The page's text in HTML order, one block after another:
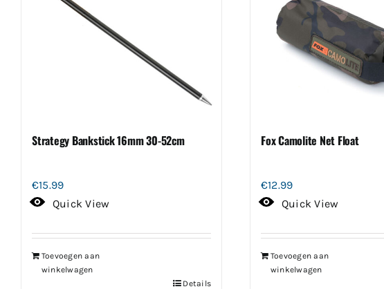
Strategy Bankstick 16mm 30-52cm
€15.99
Quick View
Toevoegen aan
winkelwagen
Details
Fox Camolite Net Float
€12.99
Quick View
Toevoegen aan
winkelwagen